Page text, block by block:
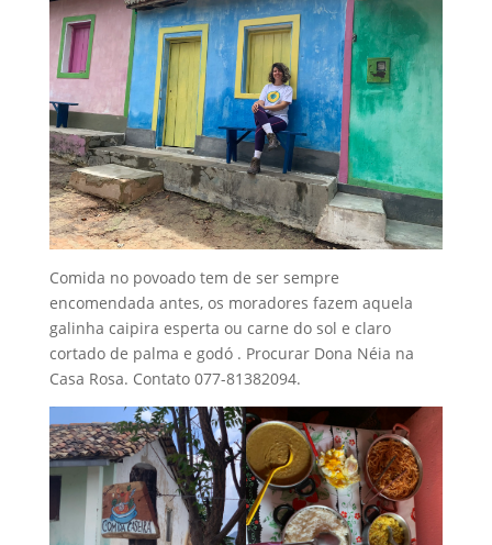
Comida no povoado tem de ser sempre
encomendada antes, os moradores fazem aquela
galinha caipira esperta ou carne do sol e claro
cortado de palma e godó . Procurar Dona Néia na
Casa Rosa. Contato 077-81382094.